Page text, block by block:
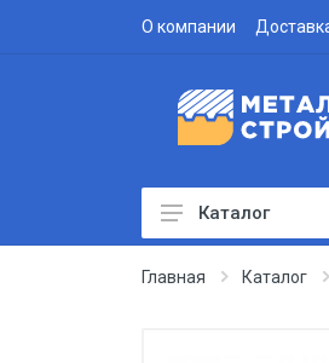
О компании
Профнастил
Каталог
Главная Каталог